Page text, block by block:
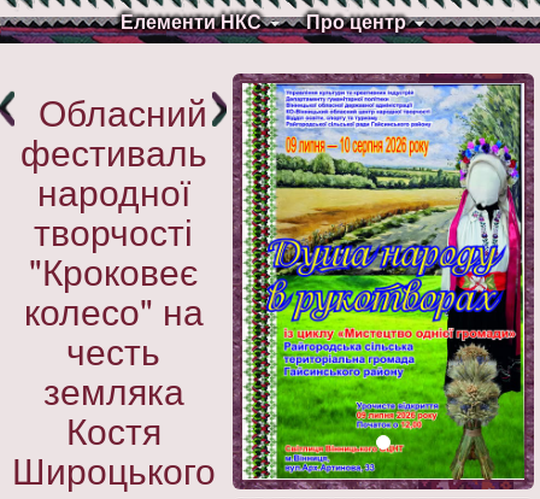
Елементи НКС Про центр
Обласний
фестиваль
народної
творчості
"Кроковеє
колесо" на
честь
земляка
Костя
Широцького